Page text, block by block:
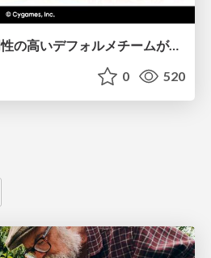
【CEDEC2026】専門性の高いデフォルメチームが挑んだ人材育成戦略 〜Cygames Academiaの企画から実施まで〜
0 520